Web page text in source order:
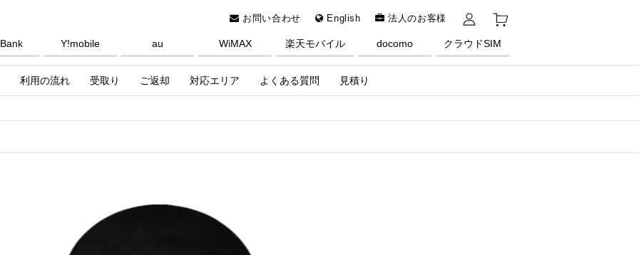
お問い合わせ English 法人のお客様
Y!mobile au WiMAX 楽天モバイル docomo クラウドSIM
利用の流れ 受取り ご返却 対応エリア よくある質問 見積り